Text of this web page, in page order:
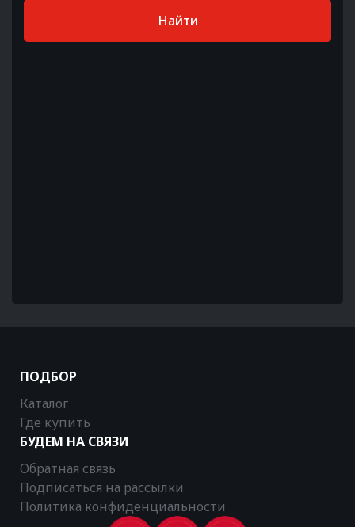
Найти
ПОДБОР
Каталог
Где купить
БУДЕМ НА СВЯЗИ
Обратная связь
Подписаться на рассылки
Политика конфиденциальности